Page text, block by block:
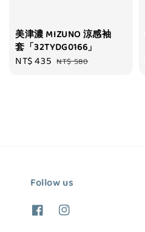
美津濃 MIZUNO 涼感袖
套「32TYDG0166」
Sale
NT$ 435 Regular
NT$ 580
Follow us